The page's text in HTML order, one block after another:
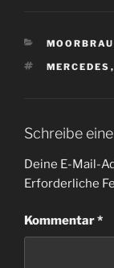
MERCEDES ,
Schreibe
Deine E-Mail-
Erforderliche
Kommentar*